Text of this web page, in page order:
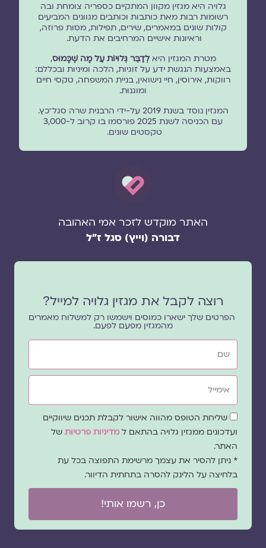
גלויה היא מגזין מקוון המתקיים כספריה צומחת ובה
רשומות רבות מאת כותבות וכותבים מגוונים המביעים
קולות שונים במאמרים, שירים, תפילות, מסות פרוזה,
וראיונות אישיים המרחיבים את הדעת.
מטרת המגזין היאלְדַבֵּר גְּלוּיוֹת עַל מָה שֶׁכָּמוּס,
באמצעות הנגשת ידע על זוגיות, הלכה ומיניות ובכללם:
רווקות, אירוסין, חיי נישואין, בניית המשפחה, טקסי חיים
ומוגנוּת.
המגזין נוסד בשנת 2019 על-ידי הרבנית שרה סגל־כץ.
עם הכניסה לשנת 2025 פורסמו בו קרוב ל-3,000
טקסטים שונים.
האתר מוקדש לזכר אמי האהובה
דבורה (וייץ) סגל ז"ל
רוצה לקבל את מגזין גלויה למייל?
הפרטים שלך ישארו כמוסים וישמשו רק למשלוח מאמרים
מהמגזין מפעם לפעם.
שם
אימייל
שדהשליחת הטופס מהווה אישור לקבלת תכנים שיווקיים
ועדכונים ממגזין גלויה בהתאם ל מדיניות פרטיותשל
האתר.
* ניתן להסיר את עצמך מרשימת התפוצה בכל עת
בלחיצה על הלינק להסרה בתחתית הדיוור.
כן, רשמו אותי!